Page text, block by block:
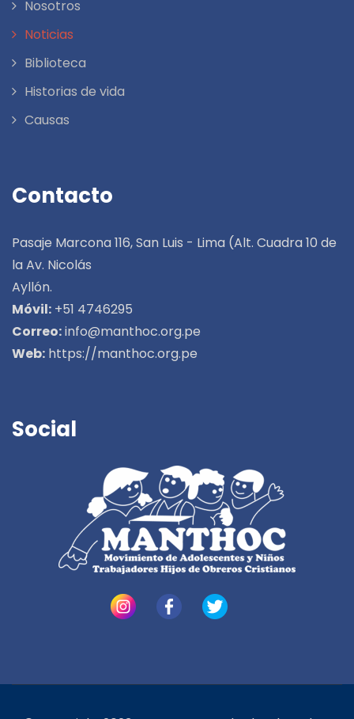
Nosotros
Noticias
Biblioteca
Historias de vida
Causas
Contacto
Pasaje Marcona 116, San Luis - Lima (Alt. Cuadra 10 de
la Av. Nicolás
Ayllón.
Móvil: +51 4746295
Correo:info@manthoc.org.pe
Web: https://manthoc.org.pe
Social